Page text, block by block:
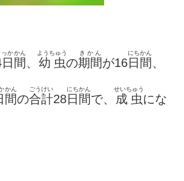
っか
間
かん
、 幼虫
ようちゅう
の期間
きかん
が16日
にち
間
かん
、
間
かん
の合計
ごうけい
28日間
にちかん
で、 成虫
せいちゅう
にな